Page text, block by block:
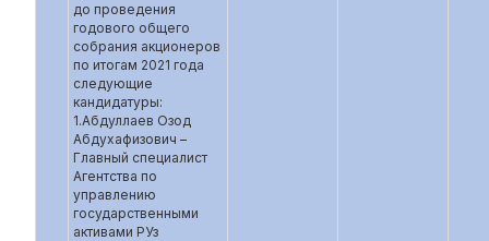
до проведения
годового общего
собрания акционеров
по итогам 2021 года
следующие
кандидатуры:
1.Абдуллаев Озод
Абдухафизович –
Главный специалист
Агентства по
управлению
государственными
активами РУз